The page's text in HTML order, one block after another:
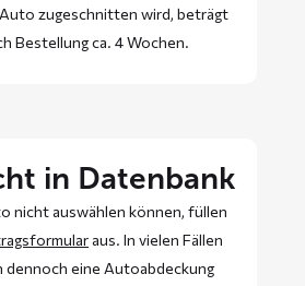
zugeschnitten wird, beträgt
Bestellung ca. 4 Wochen.
in Datenbank
nicht auswählen können, füllen
aus. In vielen Fällen
dennoch eine Autoabdeckung